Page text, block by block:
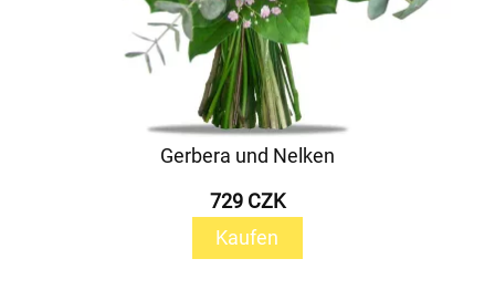
Gerbera und Nelken
729 CZK
Kaufen